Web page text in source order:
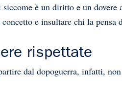
è un diritto e un dovere
e insultare chi la pensa
rispettate
dal dopoguerra, infatti,